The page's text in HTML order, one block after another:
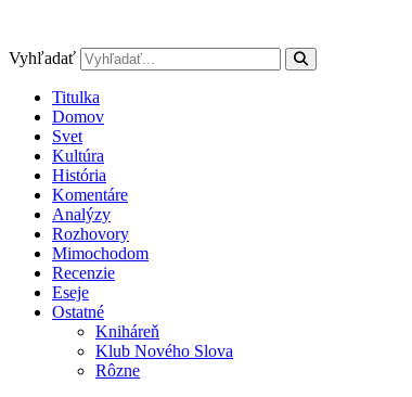
obsah
Vyhľadať
Titulka
Domov
Svet
Kultúra
História
Komentáre
Analýzy
Rozhovory
Mimochodom
Recenzie
Eseje
Ostatné
Kniháreň
Klub Nového Slova
Rôzne